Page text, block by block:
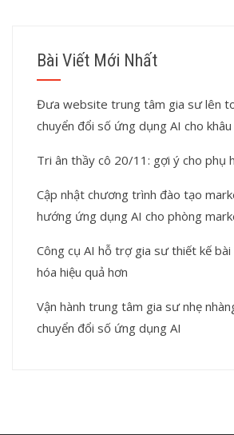
Bài Viết Mới Nhất
Đưa website trung tâm gia sư lên
chuyển đổi số ứng dụng AI cho khâu
Tri ân thầy cô 20/11: gợi ý cho phụ
Cập nhật chương trình đào tạo
hướng ứng dụng AI cho phòng
Công cụ AI hỗ trợ gia sư thiết kế bài
hóa hiệu quả hơn
Vận hành trung tâm gia sư nhẹ
chuyển đổi số ứng dụng AI